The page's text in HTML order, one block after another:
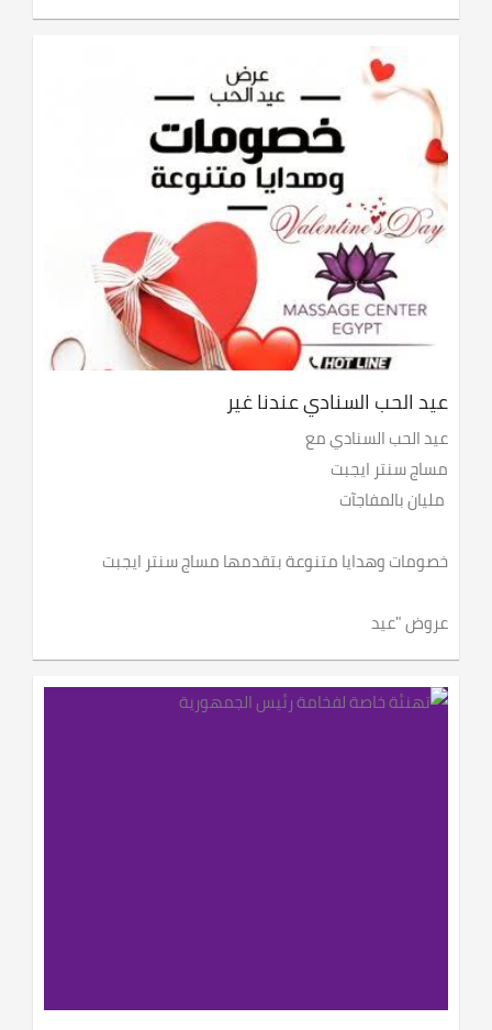
عيد الحب السنادي عندنا غير
عيد الحب السنادي مع
مساج سنتر ايجبت
مليان بالمفاجآت
خصومات وهدايا متنوعة بتقدمها مساج سنتر ايجبت
عروض "عيد